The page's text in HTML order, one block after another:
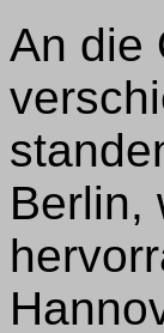
An die
Berlin,